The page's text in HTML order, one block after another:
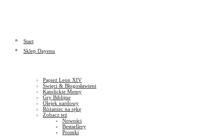
God
Start
Sklep Dayenu
Papież Leon XIV
Święci & Błogosławieni
Katolickie Memy
Gry Biblijne
Olejek nardowy
Różaniec na rękę
Zobacz też
Nowości
Bestsellery
Promki